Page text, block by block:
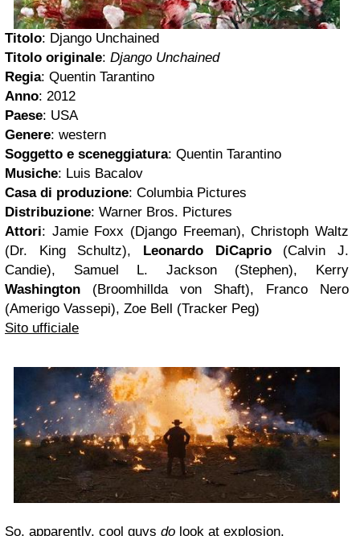
Titolo: Django Unchained
Titolo originale: Django Unchained
Regia: Quentin Tarantino
Anno: 2012
Paese: USA
Genere: western
Soggetto e sceneggiatura: Quentin Tarantino
Musiche: Luis Bacalov
Casa di produzione: Columbia Pictures
Distribuzione: Warner Bros. Pictures
Attori: Jamie Foxx (Django Freeman), Christoph Waltz
(Dr. King Schultz),
Leonardo DiCaprio(Calvin J.
Candie), Samuel L. Jackson (Stephen), Kerry
Washington (Broomhillda von Shaft), Franco Nero
(Amerigo Vassepi), Zoe Bell (Tracker Peg)
Sito ufficiale
So, apparently, cool guys do look at explosion.